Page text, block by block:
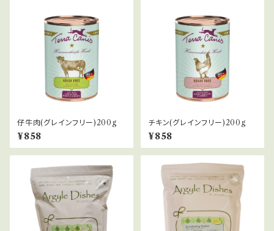
仔牛肉(グレインフリー)200g
¥858
チキン(グレインフリー)200g
¥858